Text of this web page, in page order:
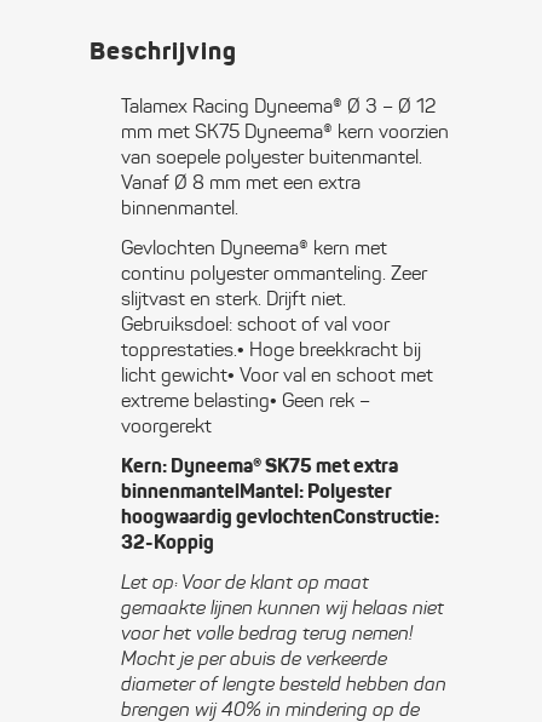
quantity
Beschrijving
Talamex Racing Dyneema® Ø 3 – Ø 12
mm met SK75 Dyneema® kern voorzien
van soepele polyester buitenmantel.
Vanaf Ø 8 mm met een extra
binnenmantel.
Gevlochten Dyneema® kern met
continu polyester ommanteling. Zeer
slijtvast en sterk. Drijft niet.
Gebruiksdoel: schoot of val voor
topprestaties.• Hoge breekkracht bij
licht gewicht• Voor val en schoot met
extreme belasting• Geen rek –
voorgerekt
Kern: Dyneema® SK75 met extra
binnenmantelMantel: Polyester
hoogwaardig gevlochtenConstructie:
32-Koppig
Let op: Voor de klant op maat
gemaakte lijnen kunnen wij helaas niet
voor het volle bedrag terug nemen!
Mocht je per abuis de verkeerde
diameter of lengte besteld hebben dan
brengen wij 40% in mindering op de